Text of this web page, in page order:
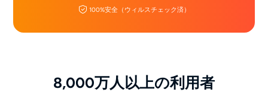
100%安全（ウィルスチェック済）
8,000万人以上の利用者